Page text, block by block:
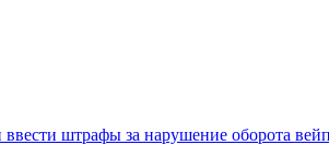
ввести штрафы за нарушение оборота